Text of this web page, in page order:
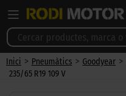
Inici > Pneumàtics > Goodyear >
235/65 R19 109 V